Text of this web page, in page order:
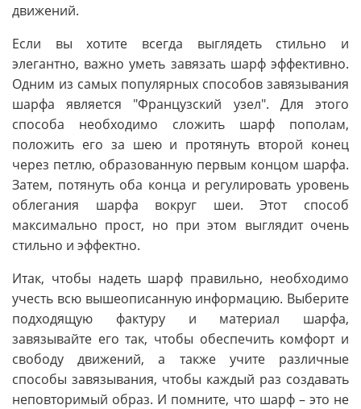
движений.
Если вы хотите всегда выглядеть стильно и
элегантно, важно уметь завязать шарф эффективно.
Одним из самых популярных способов завязывания
шарфа является "Французский узел". Для этого
способа необходимо сложить шарф пополам,
положить его за шею и протянуть второй конец
через петлю, образованную первым концом шарфа.
Затем, потянуть оба конца и регулировать уровень
облегания шарфа вокруг шеи. Этот способ
максимально прост, но при этом выглядит очень
стильно и эффектно.
Итак, чтобы надеть шарф правильно, необходимо
учесть всю вышеописанную информацию. Выберите
подходящую фактуру и материал шарфа,
завязывайте его так, чтобы обеспечить комфорт и
свободу движений, а также учите различные
способы завязывания, чтобы каждый раз создавать
неповторимый образ. И помните, что шарф – это не